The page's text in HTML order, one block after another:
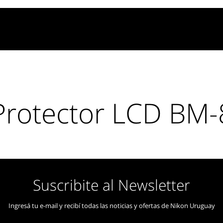
LCD
Suscribite al Newsletter
Ingresá tu e-mail y recibí todas las noticias y ofertas de Nikon Uruguay